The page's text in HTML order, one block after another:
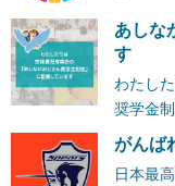
あしな
す
わたし
奨学金
がんば
日本最